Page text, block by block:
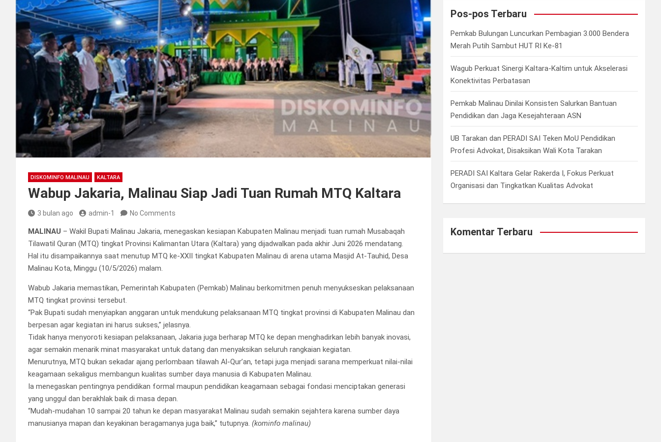
DISKOMINFO MALINAU KALTARA
Wabup Jakaria, Malinau Siap Jadi Tuan Rumah MTQ Kaltara
3 bulan ago admin-1 No Comments
MALINAU – Wakil Bupati Malinau Jakaria, menegaskan kesiapan Kabupaten Malinau menjadi tuan rumah Musabaqah
Tilawatil Quran (MTQ) tingkat Provinsi Kalimantan Utara (Kaltara) yang dijadwalkan pada akhir Juni 2026 mendatang.
Hal itu disampaikannya saat menutup MTQ ke-XXII tingkat Kabupaten Malinau di arena utama Masjid At-Tauhid, Desa
Malinau Kota, Minggu (10/5/2026) malam.
Wabub Jakaria memastikan, Pemerintah Kabupaten (Pemkab) Malinau berkomitmen penuh menyukseskan pelaksanaan
MTQ tingkat provinsi tersebut.
“Pak Bupati sudah menyiapkan anggaran untuk mendukung pelaksanaan MTQ tingkat provinsi di Kabupaten Malinau dan
berpesan agar kegiatan ini harus sukses,” jelasnya.
Tidak hanya menyoroti kesiapan pelaksanaan, Jakaria juga berharap MTQ ke depan menghadirkan lebih banyak inovasi,
agar semakin menarik minat masyarakat untuk datang dan menyaksikan seluruh rangkaian kegiatan.
Menurutnya, MTQ bukan sekadar ajang perlombaan tilawah Al-Qur’an, tetapi juga menjadi sarana memperkuat nilai-nilai
keagamaan sekaligus membangun kualitas sumber daya manusia di Kabupaten Malinau.
Ia menegaskan pentingnya pendidikan formal maupun pendidikan keagamaan sebagai fondasi menciptakan generasi
yang unggul dan berakhlak baik di masa depan.
“Mudah-mudahan 10 sampai 20 tahun ke depan masyarakat Malinau sudah semakin sejahtera karena sumber daya
manusianya mapan dan keyakinan beragamanya juga baik,” tutupnya. (kominfo malinau)
c
Pos-pos Terbaru
Pemkab Bulungan Luncurkan Pembagian 3.000 Bendera
Merah Putih Sambut HUT RI Ke-81
Wagub Perkuat Sinergi Kaltara-Kaltim untuk Akselerasi
Konektivitas Perbatasan
Pemkab Malinau Dinilai Konsisten Salurkan Bantuan
Pendidikan dan Jaga Kesejahteraan ASN
UB Tarakan dan PERADI SAI Teken MoU Pendidikan
Profesi Advokat, Disaksikan Wali Kota Tarakan
PERADI SAI Kaltara Gelar Rakerda I, Fokus Perkuat
Organisasi dan Tingkatkan Kualitas Advokat
Komentar Terbaru